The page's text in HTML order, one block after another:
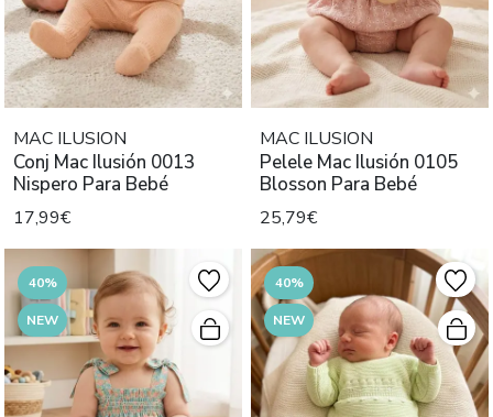
MAC ILUSION
Conj Mac Ilusión 0013
Nispero Para Bebé
17,99€
MAC ILUSION
Pelele Mac Ilusión 0105
Blosson Para Bebé
25,79€
40%
NEW
40%
NEW